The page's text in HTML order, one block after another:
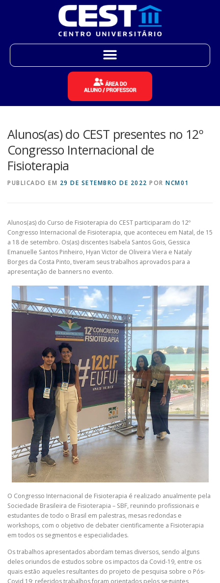
Alunos(as) do CEST presentes no 12º
Congresso Internacional de
Fisioterapia
PUBLICADO EM 29 DE SETEMBRO DE 2022 POR NCM01
Alunos(as) do Curso de Fisioterapia do CEST participaram do 12º
Congresso Internacional de Fisioterapia, que aconteceu em Natal, de 15
a 18 de setembro. Os(as) discentes Isabela Santos Gois, Gessica
Emanuelle Santos Pinheiro, Hyan Victor de Oliveira Viera e Nataly
Borges da Costa Pinto, tiveram seus trabalhos aprovados para a
apresentação de banners no evento.
O Congresso Internacional de Fisioterapia é realizado anualmente pela
Sociedade Brasileira de Fisioterapia – SBF, reunindo profissionais e
estudantes de todo o Brasil em palestras, mesas redondas e
workshops, com o objetivo de debater cientificamente a Fisioterapia
em todos os segmentos e especialidades.
Os trabalhos apresentados abordam temas diversos, sendo alguns
deles oriundos de estudos sobre os impactos da Covid-19, entre os
quais estão aqueles resultantes do projeto de pesquisa sobre o Pós-
Covid 19; referidos trabalhos foram orientados pelos seguintes